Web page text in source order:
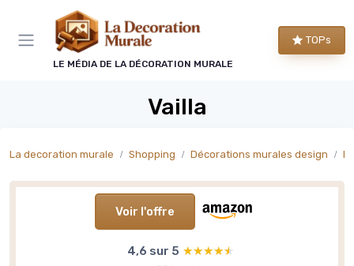
LE MÉDIA DE LA DÉCORATION MURALE
TOPs
Vailla
La decoration murale Shopping Décorations murales design
Voir l'offre
4,6 sur 5 ★★★★★
★★★★★
Panneau de gestion des cookies